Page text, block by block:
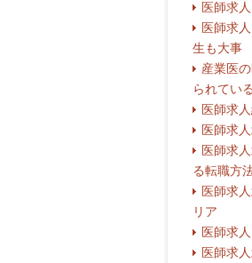
医師求
医師求
生も大事
産業医
られている
医師求
医師求
医師求
る転職方
医師求
リア
医師求
医師求